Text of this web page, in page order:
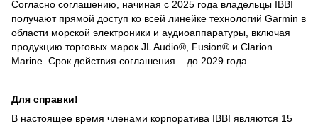
Согласно соглашению, начиная с 2025 года владельцы IBBI
получают прямой доступ ко всей линейке технологий Garmin в
области морской электроники и аудиоаппаратуры, включая
продукцию торговых марок JL Audio®, Fusion® и Clarion
Marine. Срок действия соглашения – до 2029 года.
Для справки!
В настоящее время членами корпоратива IBBI являются 15